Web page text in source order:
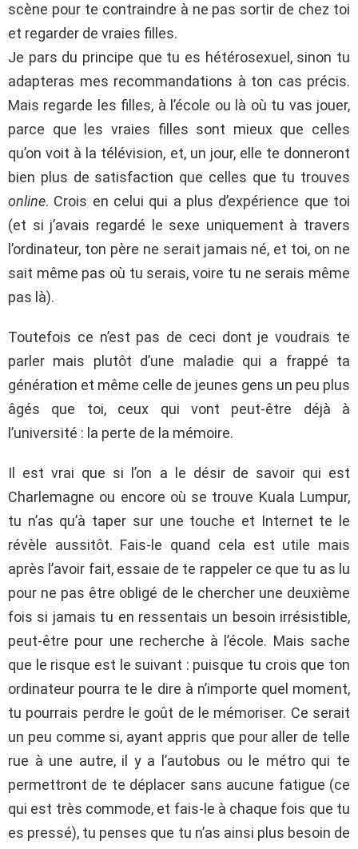
scène pour te contraindre à ne pas sortir de chez toi
et regarder de vraies filles.
Je pars du principe que tu es hétérosexuel, sinon tu
adapteras mes recommandations à ton cas précis.
Mais regarde les filles, à l’école ou là où tu vas jouer,
parce que les vraies filles sont mieux que celles
qu’on voit à la télévision, et, un jour, elle te donneront
bien plus de satisfaction que celles que tu trouves
online. Crois en celui qui a plus d’expérience que toi
(et si j’avais regardé le sexe uniquement à travers
l’ordinateur, ton père ne serait jamais né, et toi, on ne
sait même pas où tu serais, voire tu ne serais même
pas là).
Toutefois ce n’est pas de ceci dont je voudrais te
parler mais plutôt d’une maladie qui a frappé ta
génération et même celle de jeunes gens un peu plus
âgés que toi, ceux qui vont peut-être déjà à
l’université : la perte de la mémoire.
Il est vrai que si l’on a le désir de savoir qui est
Charlemagne ou encore où se trouve Kuala Lumpur,
tu n’as qu’à taper sur une touche et Internet te le
révèle aussitôt. Fais-le quand cela est utile mais
après l’avoir fait, essaie de te rappeler ce que tu as lu
pour ne pas être obligé de le chercher une deuxième
fois si jamais tu en ressentais un besoin irrésistible,
peut-être pour une recherche à l’école. Mais sache
que le risque est le suivant : puisque tu crois que ton
ordinateur pourra te le dire à n’importe quel moment,
tu pourrais perdre le goût de le mémoriser. Ce serait
un peu comme si, ayant appris que pour aller de telle
rue à une autre, il y a l’autobus ou le métro qui te
permettront de te déplacer sans aucune fatigue (ce
qui est très commode, et fais-le à chaque fois que tu
es pressé), tu penses que tu n’as ainsi plus besoin de